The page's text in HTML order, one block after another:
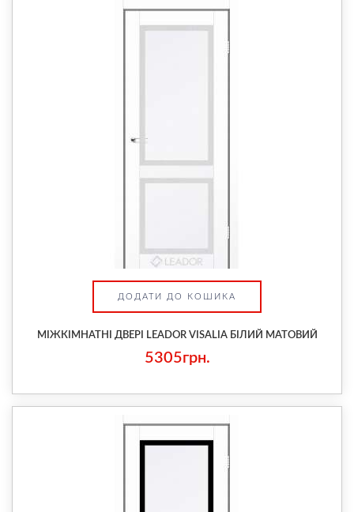
ДОДАТИ ДО КОШИКА
МІЖКІМНАТНІ ДВЕРІ LEADOR VISALIA БІЛИЙ МАТОВИЙ
5305грн.